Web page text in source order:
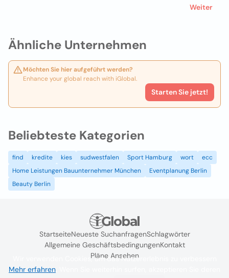
Ähnliche Unternehmen
Möchten Sie hier aufgeführt werden?
Enhance your global reach with iGlobal.
Starten Sie jetzt!
Weiter
Beliebteste Kategorien
find kredite kies sudwestfalen Sport Hamburg wort
ecc
Home Leistungen Bauunternehmer München
Eventplanung Berlin
Beauty Berlin
StartseiteNeueste SuchanfragenSchlagwörter
Allgemeine GeschäftsbedingungenKontakt
Pläne Ansehen
Wir verwenden Cookies, um das Nutzererlebnis zu verbessern
Mehr erfahren